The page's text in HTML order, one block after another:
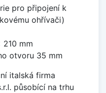
pro připojení k
ohřívači)
210 mm
otvoru 35 mm
italská firma
působící na trhu